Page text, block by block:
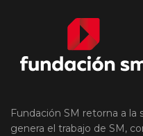
Fundación SM retorna a la
genera el trabajo de SM,